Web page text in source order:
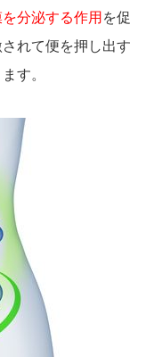
分泌する作用 を促
れて便を押し出す
す。